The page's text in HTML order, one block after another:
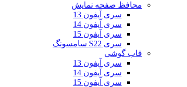
محافظ صفحه نمایش
سری آیفون 13
سری آیفون 14
سری آیفون 15
سری S22 سامسونگ
قاب گوشی
سری آیفون 13
سری آیفون 14
سری آیفون 15